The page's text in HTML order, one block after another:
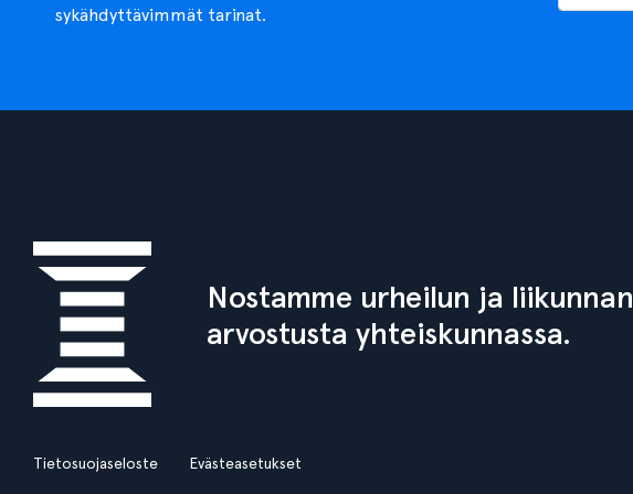
sykähdyttävimmät tarinat.
Nostamme urheilun ja liikunnan
arvostusta yhteiskunnassa.
Tietosuojaseloste Evästeasetukset